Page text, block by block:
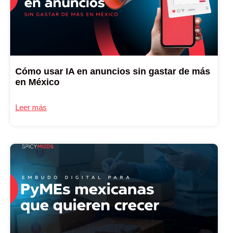
Cómo usar IA en anuncios sin gastar de más
en México
Leer más